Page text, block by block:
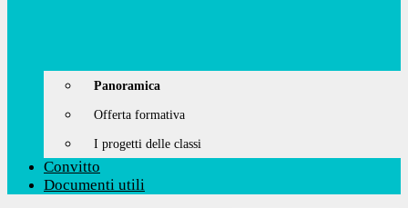
Panoramica
Offerta formativa
I progetti delle classi
Convitto
Documenti utili